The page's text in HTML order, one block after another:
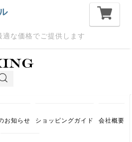
適な価格でご提供します
お知らせ ショッピングガイド 会社概要